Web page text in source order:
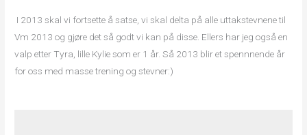
I 2013 skal vi fortsette å satse, vi skal delta på alle uttakstevnene til
Vm 2013 og gjøre det så godt vi kan på disse. Ellers har jeg også en
valp etter Tyra, lille Kylie som er 1 år. Så 2013 blir et spennnende år
for oss med masse trening og stevner:)